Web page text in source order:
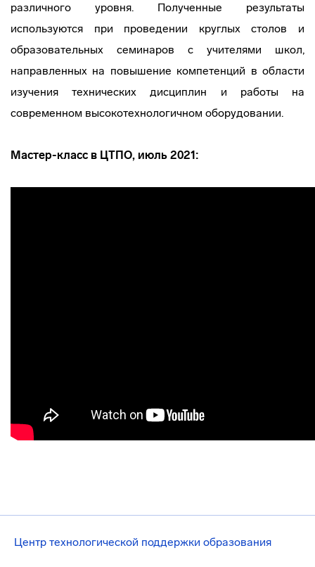
Центр технологической поддержки образования
различного уровня. Полученные результаты
используются при проведении круглых столов и
образовательных семинаров с учителями школ,
направленных на повышение компетенций в области
изучения технических дисциплин и работы на
современном высокотехнологичном оборудовании.
Мастер-класс в ЦТПО, июль 2021: